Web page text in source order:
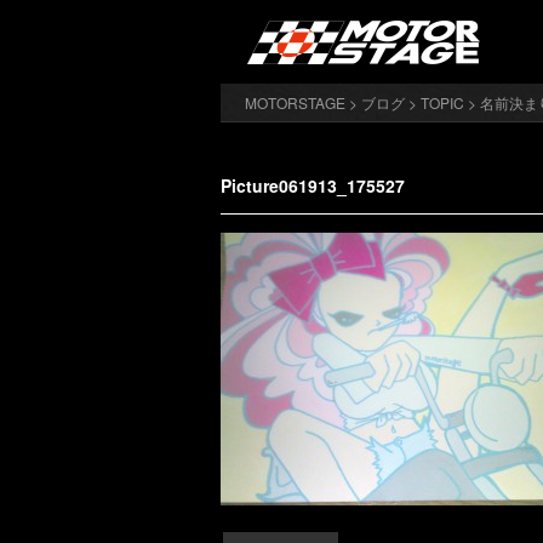
MOTORSTAGE > ブログ > TOPIC > 名前決ま
Picture061913_175527